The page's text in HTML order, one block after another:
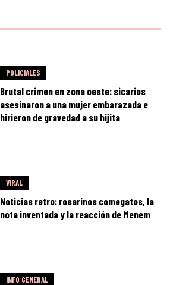
POLICIALES
Brutal crimen en zona oeste: sicarios
asesinaron a una mujer embarazada e
hirieron de gravedad a su hijita
VIRAL
Noticias retro: rosarinos comegatos, la
nota inventada y la reacción de Menem
INFO GENERAL